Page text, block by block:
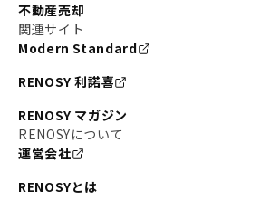
不動産売却
関連サイト
Modern Standard
RENOSY 利諾喜
RENOSY マガジン
RENOSYについて
運営会社
RENOSYとは